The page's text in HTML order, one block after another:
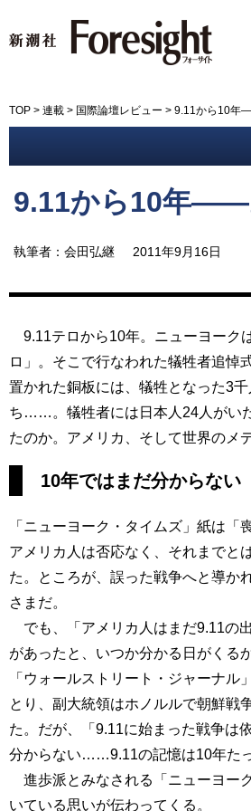
TOP > 連載 > 国際論壇レビュー > 9.11から10年
9.11から10年――
執筆者：会田弘継 2011年9月16日
9.11テロから10年。ニューヨーク
ロ」。そこで行なわれた犠牲者追悼
置かれた銅板には、犠牲となった3
ち……。犠牲者には日本人24人がい
たのか。アメリカ、そして世界のメ
10年ではまだ分からない
「ニューヨーク・タイムズ」紙は
アメリカ人は否応なく、それまでと
た。ところが、誤った戦争へと導か
さまだ。
でも、「アメリカ人はまだ9.11の
があったと、いつか分かる日がくる
「ウォールストリート・ジャーナ
とり、副大統領はホノルルで朝鮮戦
た。だが、「9.11に始まった戦争は
分からない……9.11の記憶は10年た
進歩派とみなされる「ニューヨー
いている思いが伝わってくる。